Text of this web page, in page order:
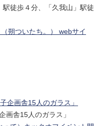
駅徒歩４分、「久我山」駅徒
朔ついたち。） webサイ
画舎15人のガラス」